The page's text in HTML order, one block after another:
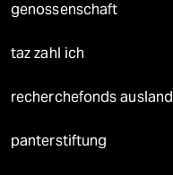
genossenschaft
taz zahl ich
recherchefonds ausland
panterstiftung